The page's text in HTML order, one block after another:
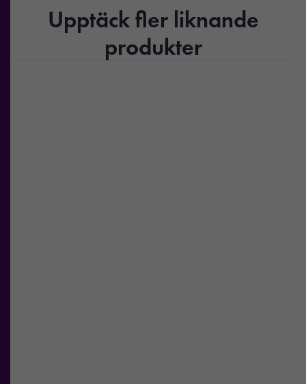
Upptäck fler liknande
produkter